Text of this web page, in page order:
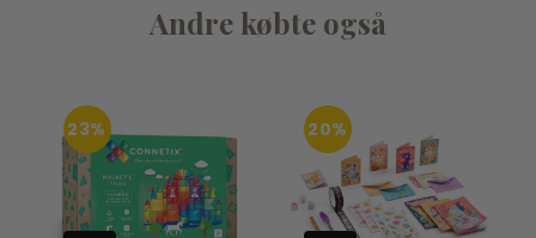
Andre købte også
23% 20%